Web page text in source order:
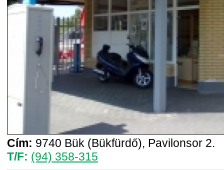
Cím: 9740 Bük (Bükfürdő), Pavilonsor 2.
T/F: (94) 358-315